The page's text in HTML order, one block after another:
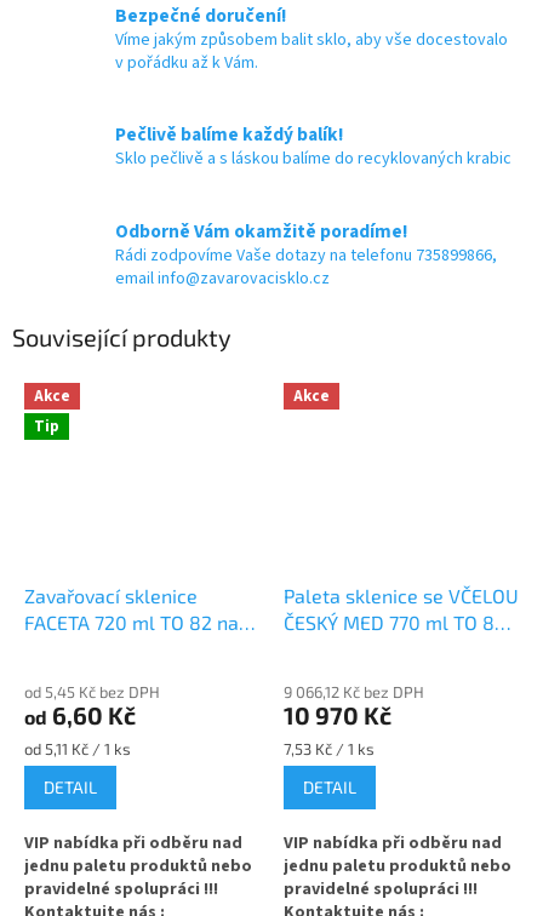
Bezpečné doručení!
Víme jakým způsobem balit sklo, aby vše docestovalo
v pořádku až k Vám.
Pečlivě balíme každý balík!
Sklo pečlivě a s láskou balíme do recyklovaných krabic
Odborně Vám okamžitě poradíme!
Rádi zodpovíme Vaše dotazy na telefonu 735899866,
email info@zavarovacisklo.cz
Související produkty
Akce
Tip
Zavařovací sklenice
FACETA 720 ml TO 82 na
od 5,45 Kč bez DPH
od 6,60 Kč
Měrná
cena:
od 5,11 Kč / 1 ks
DETAIL
VIP nabídka při odběru nad
jednu paletu produktů nebo
pravidelné spolupráci !!!
Akce
Paleta sklenice se VČELOU
ČESKÝ MED 770 ml TO 82
9 066,12 Kč bez DPH
10 970 Kč
Měrná
cena:
7,53 Kč / 1 ks
DETAIL
VIP nabídka při odběru nad
jednu paletu produktů nebo
pravidelné spolupráci !!!